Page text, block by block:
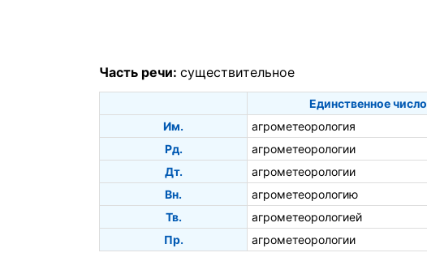
Часть речи: существительное
Единственное число
Им.
агрометеорология
Рд.
агрометеорологии
Дт.
агрометеорологии
Вн.
агрометеорологию
Тв.
агрометеорологией
Пр.
агрометеорологии